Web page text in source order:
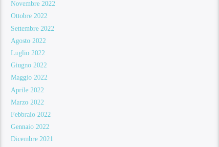
Novembre 2022
Ottobre 2022
Settembre 2022
Agosto 2022
Luglio 2022
Giugno 2022
Maggio 2022
Aprile 2022
Marzo 2022
Febbraio 2022
Gennaio 2022
Dicembre 2021